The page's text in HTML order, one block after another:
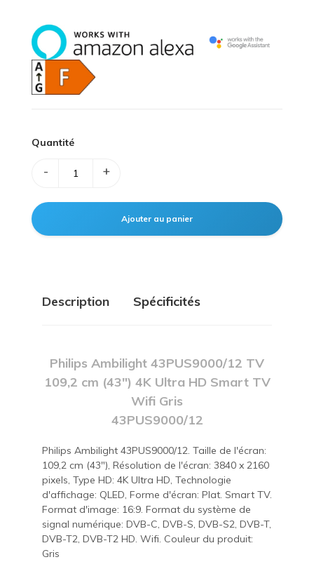
Quantité
- +
Description Spécificités
Philips Ambilight 43PUS9000/12 TV
109,2 cm (43") 4K Ultra HD Smart TV
Wifi Gris
43PUS9000/12
Philips Ambilight 43PUS9000/12. Taille de l'écran:
109,2 cm (43"), Résolution de l'écran: 3840 x 2160
pixels, Type HD: 4K Ultra HD, Technologie
d'affichage: QLED, Forme d'écran: Plat. Smart TV.
Format d'image: 16:9. Format du système de
signal numérique: DVB-C, DVB-S, DVB-S2, DVB-T,
DVB-T2, DVB-T2 HD. Wifi. Couleur du produit:
Gris